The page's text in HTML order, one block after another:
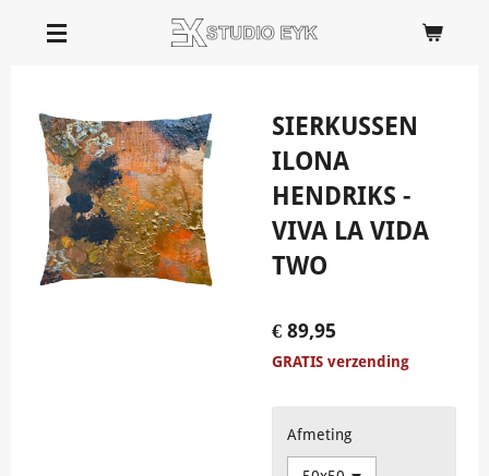
hoofdinhoud
SIERKUSSEN
ILONA
HENDRIKS -
VIVA LA VIDA
TWO
€ 89,95
GRATIS verzending
Afmeting